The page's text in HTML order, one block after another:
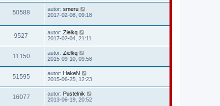
50588 autor: smeru
2017-02-08, 09:18
9527 autor: Zielkq
2017-02-04, 21:11
11150 autor: Zielkq
2015-09-10, 09:58
51595 autor: HakeN
2015-06-25, 12:23
16077 autor: Pustelnik
2013-06-19, 20:52